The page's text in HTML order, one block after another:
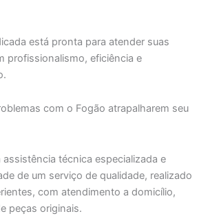
está pronta para atender suas
profissionalismo, eficiência e
com o Fogão atrapalharem seu
técnica especializada e
de um serviço de qualidade, realizado
com atendimento a domicílio,
peças originais.